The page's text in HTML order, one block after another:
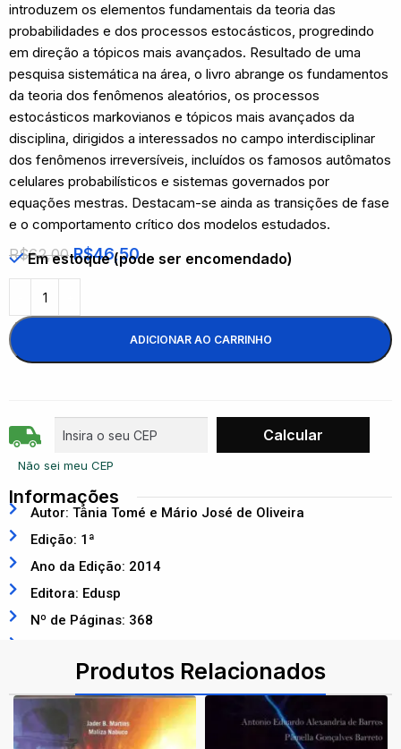
introduzem os elementos fundamentais da teoria das
probabilidades e dos processos estocásticos, progredindo
em direção a tópicos mais avançados. Resultado de uma
pesquisa sistemática na área, o livro abrange os fundamentos
da teoria dos fenômenos aleatórios, os processos
estocásticos markovianos e tópicos mais avançados da
disciplina, dirigidos a interessados no campo interdisciplinar
dos fenômenos irreversíveis, incluídos os famosos autômatos
celulares probabilísticos e sistemas governados por
equações mestras. Destacam-se ainda as transições de fase
e o comportamento crítico dos modelos estudados.
R$62,00 R$46,50
Em estoque (pode ser encomendado)
ADICIONAR AO CARRINHO
Não sei meu CEP
Informações
Autor: Tânia Tomé e Mário José de Oliveira
Edição: 1ª
Ano da Edição: 2014
Editora: Edusp
Nº de Páginas: 368
Produtos Relacionados